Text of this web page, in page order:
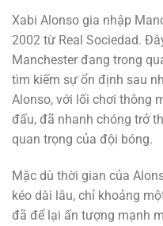
Xabi Alonso gia nhập
2002 từ Real Sociedad.
Manchester đang trong
tìm kiếm sự ổn định sau
Alonso, với lối chơi thông
đấu, đã nhanh chóng trở
quan trọng của đội bóng.
Mặc dù thời gian của
kéo dài lâu, chỉ khoảng
đã để lại ấn tượng mạnh